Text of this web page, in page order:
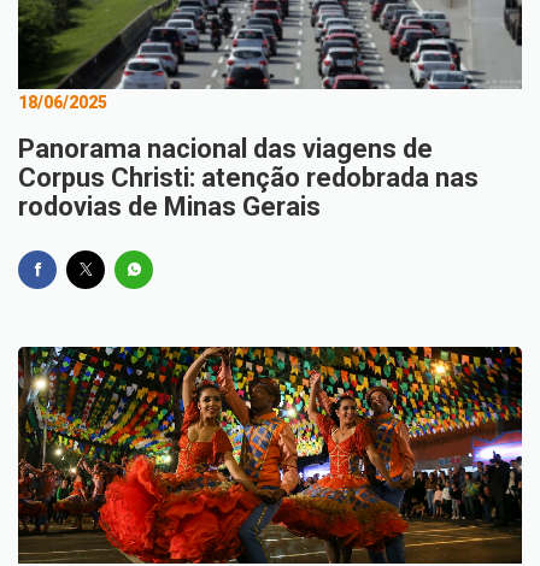
18/06/2025
Panorama nacional das viagens de
Corpus Christi: atenção redobrada nas
rodovias de Minas Gerais